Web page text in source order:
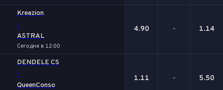
Kreazion
-
ASTRAL
Сегодня в 12:00
4.90 - 1.14
DENDELE CS
-
QueenConso
1.11 - 5.50